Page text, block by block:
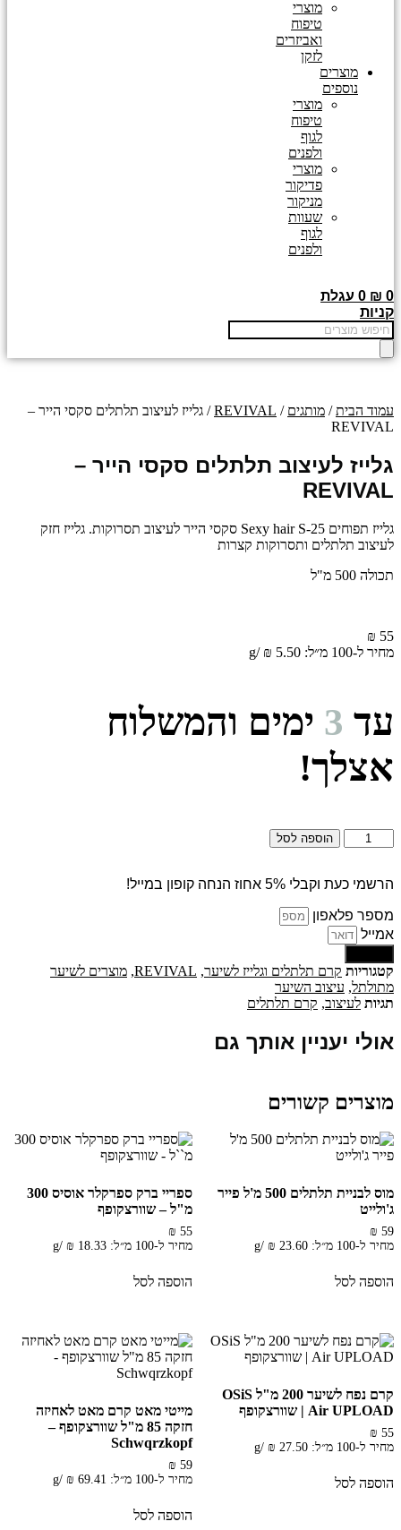
מוצרי
טיפוח
ואביזרים
לזקן
מוצרים
נוספים
מוצרי
טיפוח
לגוף
ולפנים
מוצרי
פדיקור
מניקור
שעוות
לגוף
ולפנים
₪ 0
0 עגלת
קניות
Products
search
עמוד הבית/ מותגים /
REVIVAL/ גלייז לעיצוב תלתלים סקסי הייר –
REVIVAL
גלייז לעיצוב תלתלים סקסי הייר –
REVIVAL
גלייז תפוחים Sexy hair S-25 סקסי הייר לעיצוב תסרוקות. גלייז חזק
לעיצוב תלתלים ותסרוקות קצרות
תכולה 500 מ"ל
₪ 55
מחיר ל-100 מ״ל:
₪ 5.50
/
g
עד 3 ימים והמשלוח
אצלך!
כמות
של
לעיצוב
סקסי
הייר
-
REVIVAL
הוספה לסל
הרשמי כעת וקבלי 5% אחוז הנחה קופון במייל!
מספר פלאפון
אמייל
קטגוריות קרם תלתלים וגלייז לשיער,
REVIVAL
, מוצרים לשיער
מתולתל, עיצוב השיער
תגיות לעיצוב, קרם תלתלים
אולי יעניין אותך גם
מוצרים קשורים
מוס לבניית תלתלים 500 מ'ל פייר
ג'ולייט
₪ 59
מחיר ל-100 מ״ל:
₪ 23.60
/
g
הוספה לסל
ספריי ברק ספרקלר אוסיס 300
מ"ל – שוורצקופף
₪ 55
מחיר ל-100 מ״ל:
₪ 18.33
/
g
הוספה לסל
קרם נפח לשיער 200 מ"ל OSiS
Air UPLOAD | שוורצקופף
₪ 55
מחיר ל-100 מ״ל:
₪ 27.50
/
g
הוספה לסל
מייטי מאט קרם מאט לאחיזה
חזקה 85 מ"ל שוורצקופף –
Schwqrzkopf
₪ 59
מחיר ל-100 מ״ל:
₪ 69.41
/
g
הוספה לסל